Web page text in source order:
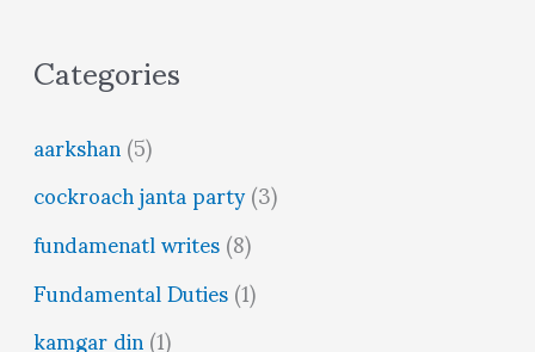
Categories
aarkshan(5)
cockroach janta party(3)
fundamenatl writes(8)
Fundamental Duties(1)